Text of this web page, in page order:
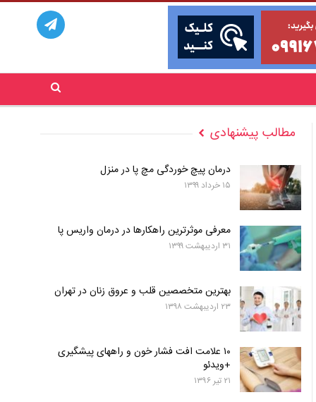
مطالب پیشنهادی
درمان پیچ خوردگی مچ پا در منزل
۱۵ خرداد ۱۳۹۹
معرفی موثرترین راهکارها در درمان واریس پا
۳۱ اردیبهشت ۱۳۹۹
بهترین متخصصین قلب و عروق زنان در تهران
۲۳ اردیبهشت ۱۳۹۸
۱۰ علامت افت فشار خون و راههای پیشگیری
+ویدئو
۲۱ تیر ۱۳۹۶